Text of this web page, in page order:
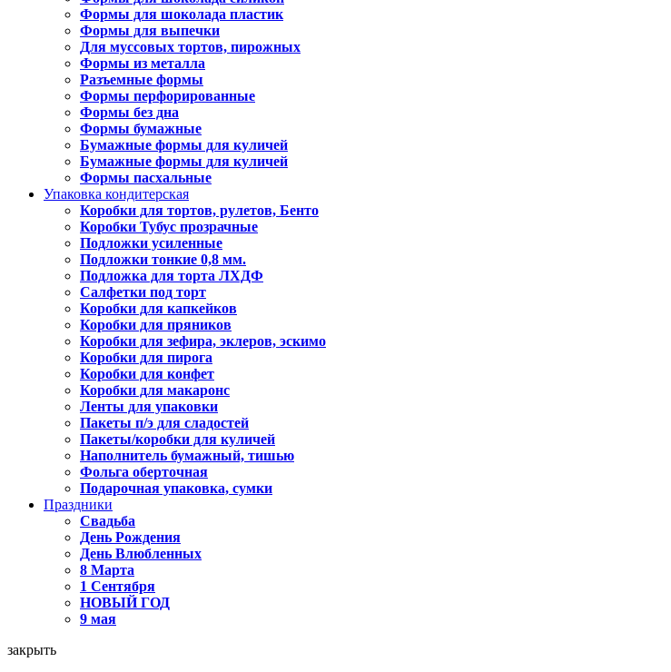
Формы для шоколада пластик
Формы для выпечки
Для муссовых тортов, пирожных
Формы из металла
Разъемные формы
Формы перфорированные
Формы без дна
Формы бумажные
Бумажные формы для куличей
Бумажные формы для куличей
Формы пасхальные
Упаковка кондитерская
Коробки для тортов, рулетов, Бенто
Коробки Тубус прозрачные
Подложки усиленные
Подложки тонкие 0,8 мм.
Подложка для торта ЛХДФ
Салфетки под торт
Коробки для капкейков
Коробки для пряников
Коробки для зефира, эклеров, эскимо
Коробки для пирога
Коробки для конфет
Коробки для макаронс
Ленты для упаковки
Пакеты п/э для сладостей
Пакеты/коробки для куличей
Наполнитель бумажный, тишью
Фольга оберточная
Подарочная упаковка, сумки
Праздники
Свадьба
День Рождения
День Влюбленных
8 Марта
1 Сентября
НОВЫЙ ГОД
9 мая
закрыть